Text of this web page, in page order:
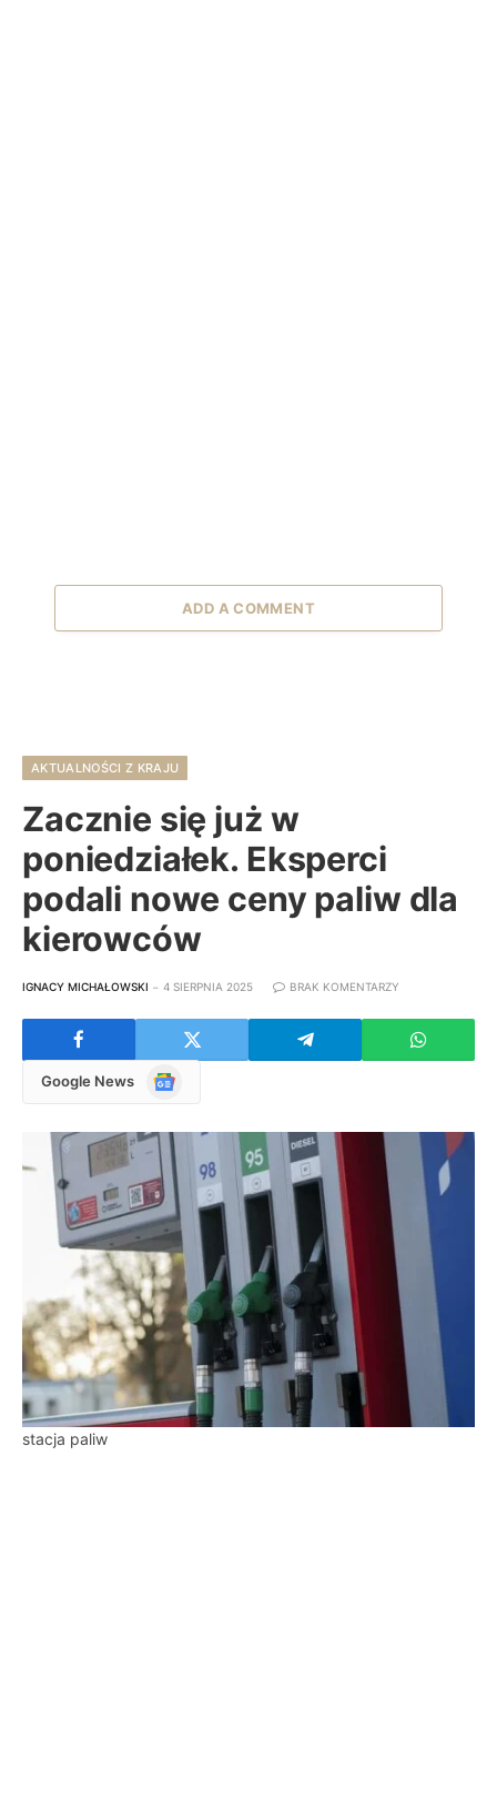
ADD A COMMENT
AKTUALNOŚCI Z KRAJU
Zacznie się już w
poniedziałek. Eksperci
podali nowe ceny paliw dla
kierowców
IGNACY MICHAŁOWSKI 4 SIERPNIA 2025 BRAK KOMENTARZY
Google News
Google
stacja paliw